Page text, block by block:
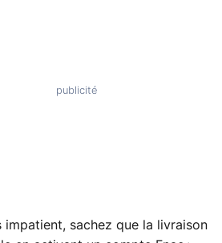
impatient, sachez que la livraison